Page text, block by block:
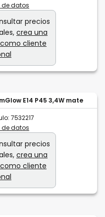
de datos
precios
crea una
cliente
E14 P45 3,4W mate
7532217
de datos
precios
crea una
cliente